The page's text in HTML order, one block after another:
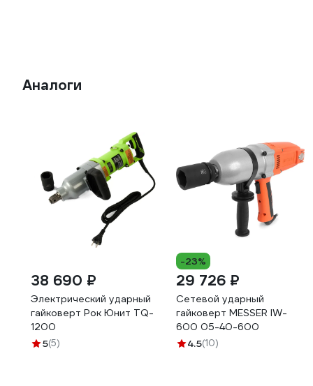
Аналоги
38 690 ₽
Электрический ударный
гайковерт Рок Юнит TQ-
1200
5(5)
-23%
29 726 ₽
Сетевой ударный
гайковерт MESSER IW-
600 05-40-600
4.5(10)